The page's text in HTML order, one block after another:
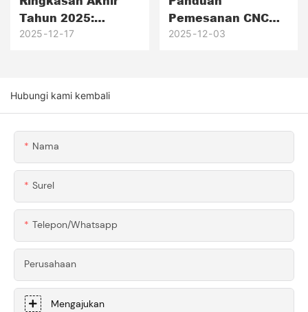
Tahun 2025:
Bagaimana Solusi
Bisnis Mengurangi
2025 12 17
Pemesanan CNC
Akhir Tahun 2025:
2025 12 03
Hubungi kami kembali
Nama
Surel
Telepon/whatsapp
Perusahaan
Mengajukan